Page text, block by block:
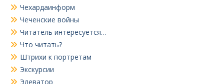
Чехардаинформ
Чеченские войны
Читатель интересуется…
Что читать?
Штрихи к портретам
Экскурсии
Элеватор